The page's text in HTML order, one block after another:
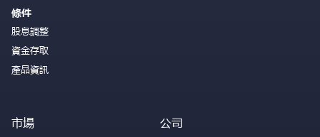
條件
股息調整
資金存取
產品資訊
市場 公司